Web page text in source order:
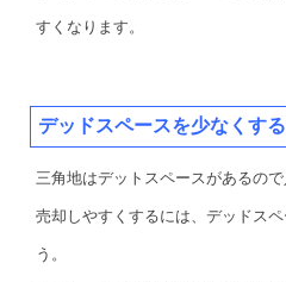
すくなります。
デッドスペースを少なくする
三角地はデットスペースがあるので
売却しやすくするには、デッドス
う。